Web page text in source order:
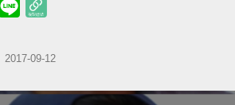
2017-09-12